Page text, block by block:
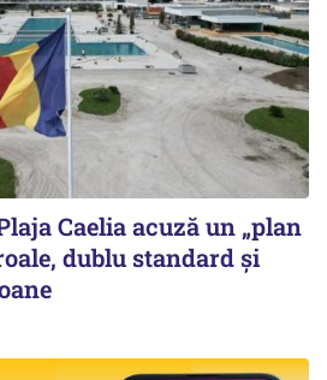
Caelia acuză un „plan
dublu standard și